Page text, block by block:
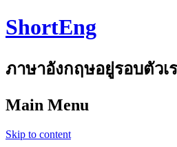
ShortEng
ภาษาอังกฤษอยู่รอบตัวเ
Main Menu
Skip to content